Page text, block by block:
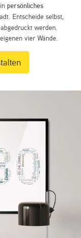
persönliches
Entscheide selbst,
werden.
vier Wände.